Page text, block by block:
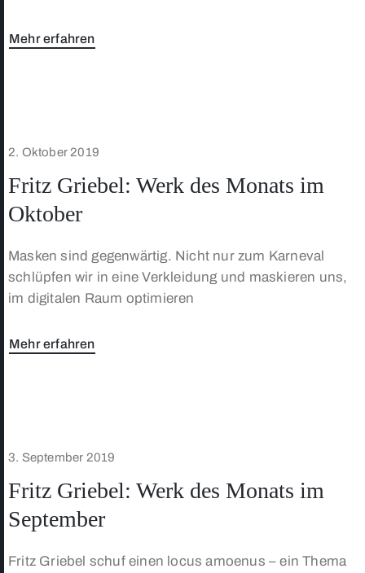
Mehr erfahren
2. Oktober 2019
Fritz Griebel: Werk des Monats im
Oktober
Masken sind gegenwärtig. Nicht nur zum Karneval
schlüpfen wir in eine Verkleidung und maskieren uns,
im digitalen Raum optimieren
Mehr erfahren
3. September 2019
Fritz Griebel: Werk des Monats im
September
Fritz Griebel schuf einen locus amoenus – ein Thema